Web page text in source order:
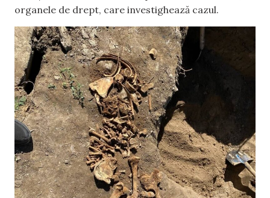
organele de drept, care investighează cazul.